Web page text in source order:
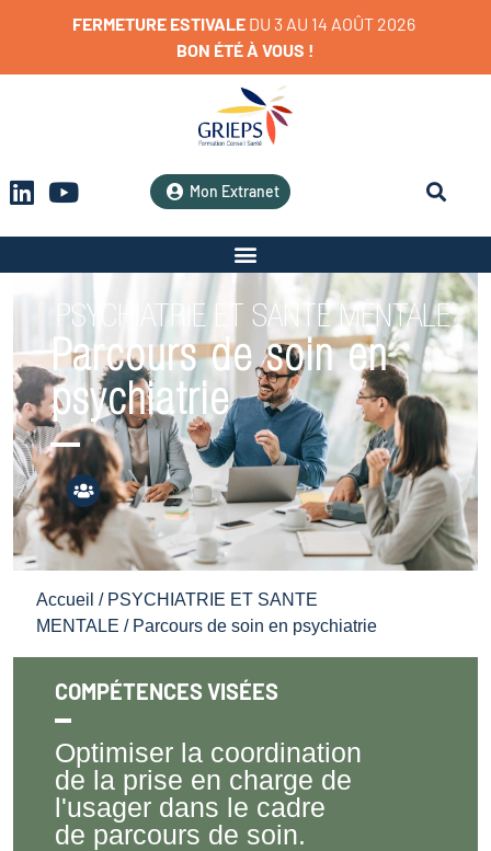
FERMETURE ESTIVALE DU 3 AU 14 AOÛT 2026
BON ÉTÉÀ VOUS !
Mon Extranet
PSYCHIATRIE ET SANTE MENTALE
Parcours de soin en
psychiatrie
Accueil / PSYCHIATRIE ET SANTE
MENTALE / Parcours de soin en psychiatrie
COMPÉTENCES VISÉES
Optimiser la coordination
de la prise en charge de
l'usager dans le cadre
de parcours de soin.